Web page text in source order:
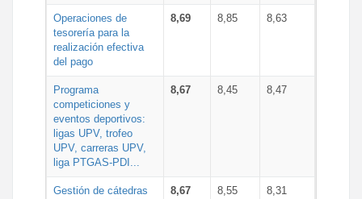
Operaciones de
tesorería para la
realización efectiva
del pago
8,69 8,85 8,63
Programa
competiciones y
eventos deportivos:
ligas UPV, trofeo
UPV, carreras UPV,
liga PTGAS-PDI...
8,67 8,45 8,47
Gestión de cátedras
8,67 8,55 8,31